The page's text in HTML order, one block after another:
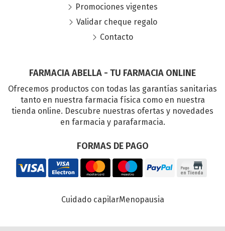
FARMACIA ABELLA - TU FARMACIA ONLINE
Ofrecemos productos con todas las garantías sanitarias
tanto en nuestra farmacia física como en nuestra
tienda online. Descubre nuestras ofertas y novedades
en farmacia y parafarmacia.
FORMAS DE PAGO
Promociones vigentes
Validar cheque regalo
Contacto
Cuidado capilarMenopausia